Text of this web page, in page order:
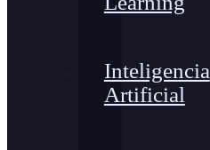
Inteligencia
Artificial